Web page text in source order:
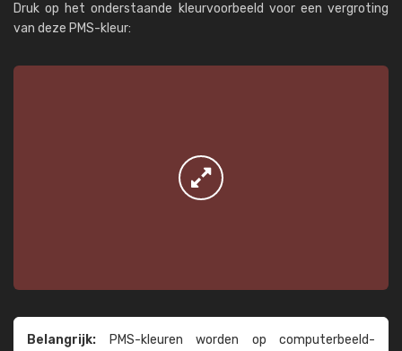
Druk op het onderstaande kleurvoorbeeld voor een vergroting
van deze PMS-kleur:
Belangrijk: PMS-kleuren worden op computer­beeld­